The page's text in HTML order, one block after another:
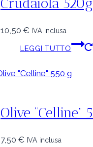
Crudaiola 520g
10,50 € IVA inclusa
LEGGI TUTTO
Olive “Celline”
7,50 € IVA inclusa